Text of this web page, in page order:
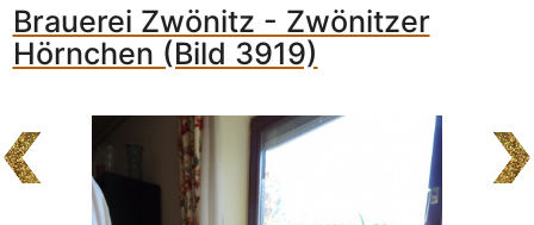
Brauerei Zwönitz - Zwönitzer
Hörnchen (Bild 3919)